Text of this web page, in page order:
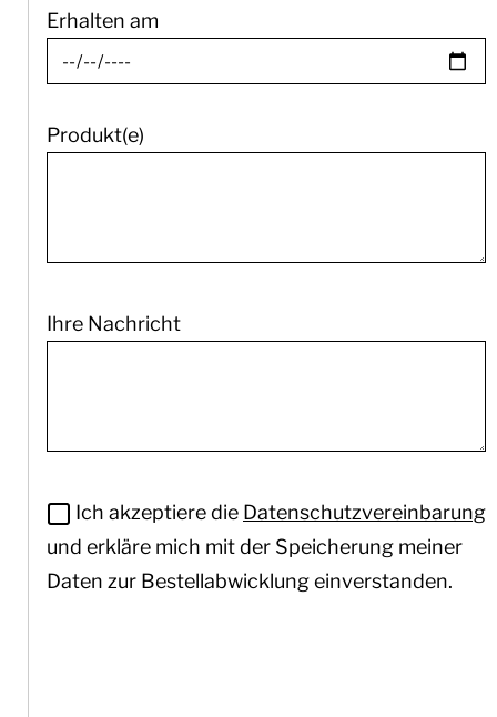
Erhalten am
Produkt(e)
Ihre Nachricht
Ich akzeptiere die Datenschutzvereinbarung
und erkläre mich mit der Speicherung meiner
Daten zur Bestellabwicklung einverstanden.